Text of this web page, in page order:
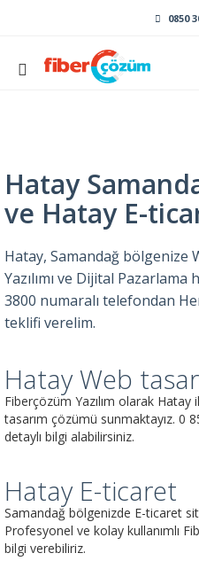
0850
Hatay
ve Hatay E-
Hatay, Samandağ bölgenize
Yazılımı ve Dijital
3800 numaralı telefondan
teklifi verelim.
Hatay Web
Fiberçözüm Yazılım olarak
tasarım çözümü sunmaktayız. 0
detaylı bilgi alabilirsiniz.
Hatay E-ticaret
Samandağ bölgenizde E-ticaret
Profesyonel ve kolay kullanımlı
bilgi verebiliriz.